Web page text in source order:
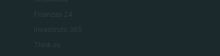
Finanzas 24
Investindo 365
Think.es